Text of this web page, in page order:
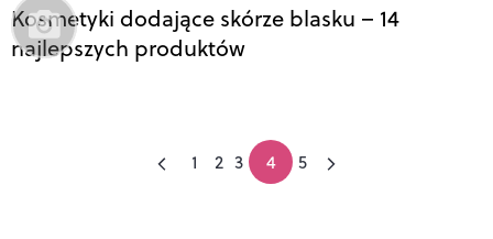
Kosmetyki dodające skórze blasku – 14
najlepszych produktów
1 2 3 4 5